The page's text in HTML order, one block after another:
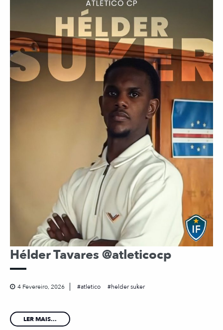
Hélder Tavares @atleticocp
4 Fevereiro, 2026 atletico helder suker
LER MAIS...